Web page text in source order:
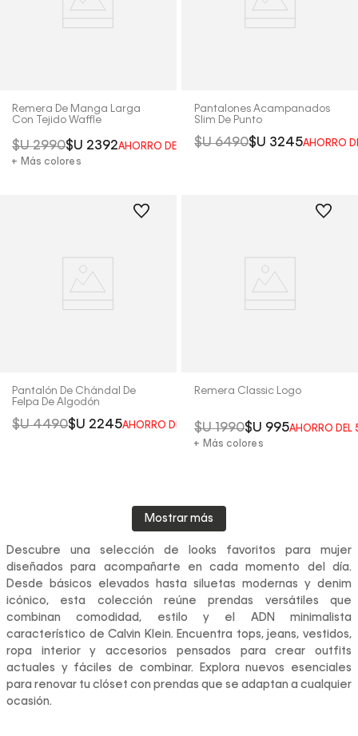
Remera De Manga Larga
Con Tejido Waffle
$U 2990$U 2392AHORRO DEL
20%
+ Más colores
Pantalones Acampanados
Slim De Punto
$U 6490$U 3245AHORRO
Pantalón De Chándal De
Felpa De Algodón
$U 4490$U 2245AHORRO DEL 50%
Remera Classic Logo
$U 1990$U 995AHORRO DEL
+ Más colores
Mostrar más
Descubre una selección de looks favoritos para mujer
diseñados para acompañarte en cada momento del día.
Desde básicos elevados hasta siluetas modernas y denim
icónico, esta colección reúne prendas versátiles que
combinan comodidad, estilo y el ADN minimalista
característico de Calvin Klein. Encuentra tops, jeans, vestidos,
ropa interior y accesorios pensados para crear outfits
actuales y fáciles de combinar. Explora nuevos esenciales
para renovar tu clóset con prendas que se adaptan a cualquier
ocasión.